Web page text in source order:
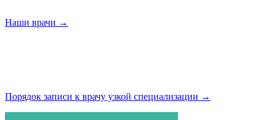
Наши врачи →
Порядок записи к врачу узкой специализации →